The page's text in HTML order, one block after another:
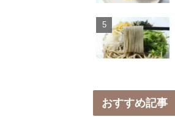
おすすめ記事